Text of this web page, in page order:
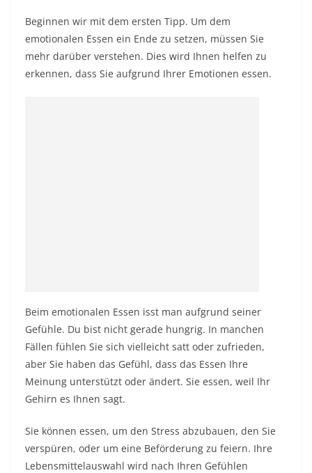
Beginnen wir mit dem ersten Tipp. Um dem
emotionalen Essen ein Ende zu setzen, müssen Sie
mehr darüber verstehen. Dies wird Ihnen helfen zu
erkennen, dass Sie aufgrund Ihrer Emotionen essen.
Beim emotionalen Essen isst man aufgrund seiner
Gefühle. Du bist nicht gerade hungrig. In manchen
Fällen fühlen Sie sich vielleicht satt oder zufrieden,
aber Sie haben das Gefühl, dass das Essen Ihre
Meinung unterstützt oder ändert. Sie essen, weil Ihr
Gehirn es Ihnen sagt.
Sie können essen, um den Stress abzubauen, den Sie
verspüren, oder um eine Beförderung zu feiern. Ihre
Lebensmittelauswahl wird nach Ihren Gefühlen